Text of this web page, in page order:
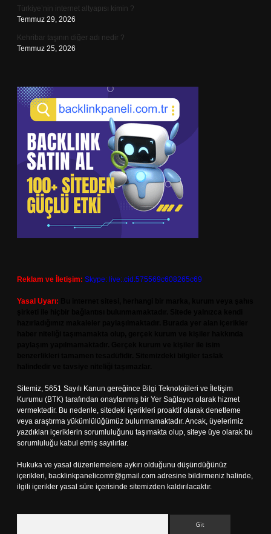
Türkiye’nin internet altyapısı kimin ?
Temmuz 29, 2026
Kehribar taşının diğer adı nedir ?
Temmuz 25, 2026
Reklam ve İletişim: Skype: live:.cid.575569c608265c69
Yasal Uyarı:
Sitemiz, 5651 Sayılı Kanun gereğince Bilgi Teknolojileri ve İletişim
Kurumu (BTK) tarafından onaylanmış bir Yer Sağlayıcı olarak hizmet
vermektedir. Bu nedenle, sitedeki içerikleri proaktif olarak denetleme
veya araştırma yükümlülüğümüz bulunmamaktadır. Ancak, üyelerimiz
yazdıkları içeriklerin sorumluluğunu taşımakta olup, siteye üye olarak bu
sorumluluğu kabul etmiş sayılırlar.
Hukuka ve yasal düzenlemelere aykırı olduğunu düşündüğünüz
içerikleri, backlinkpanelicomtr@gmail.com adresine bildirmeniz halinde,
ilgili içerikler yasal süre içerisinde sitemizden kaldırılacaktır.